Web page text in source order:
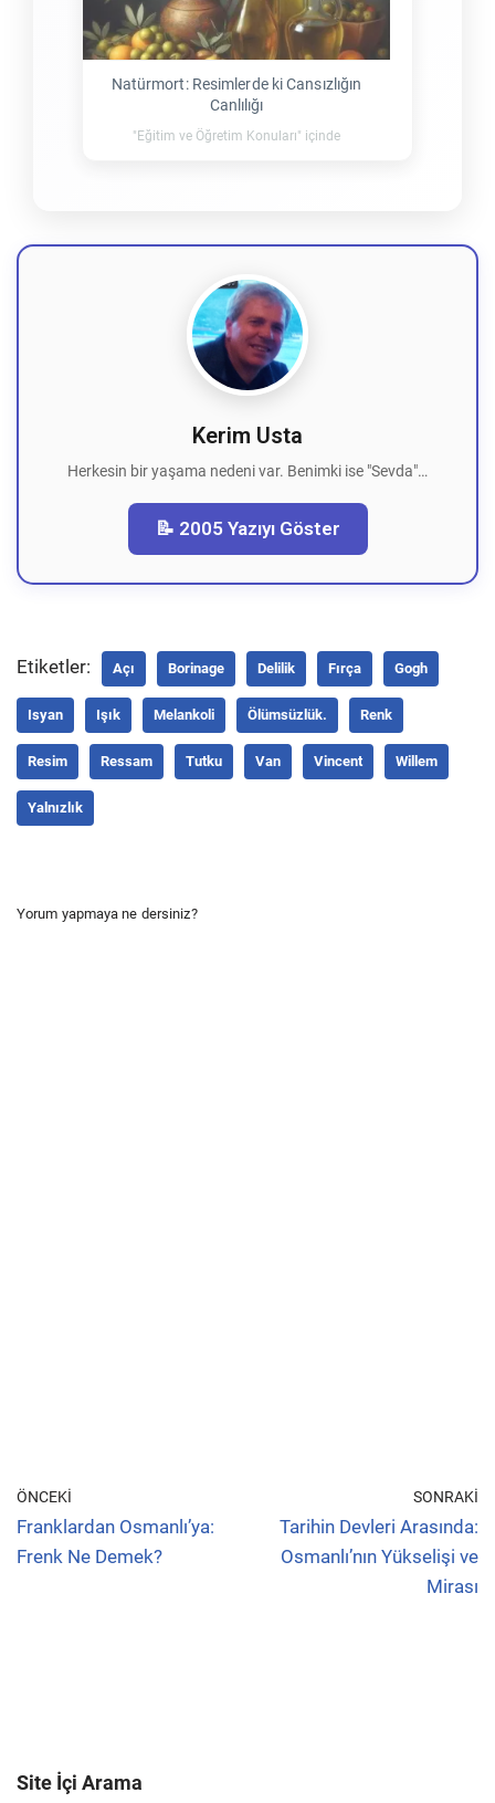
Natürmort: Resimlerde ki Cansızlığın
Canlılığı
"Eğitim ve Öğretim Konuları" içinde
Kerim Usta
Herkesin bir yaşama nedeni var. Benimki ise "Sevda"…
📝 2005 Yazıyı Göster
Etiketler: Açı Borinage Delilik Fırça Gogh
Isyan Işık Melankoli Ölümsüzlük. Renk
Resim Ressam Tutku Van Vincent Willem
Yalnızlık
Yorum yapmaya ne dersiniz?
ÖNCEKI
Franklardan Osmanlı’ya:
Frenk Ne Demek?
SONRAKI
Tarihin Devleri Arasında:
Osmanlı’nın Yükselişi ve
Mirası
Site İçi Arama